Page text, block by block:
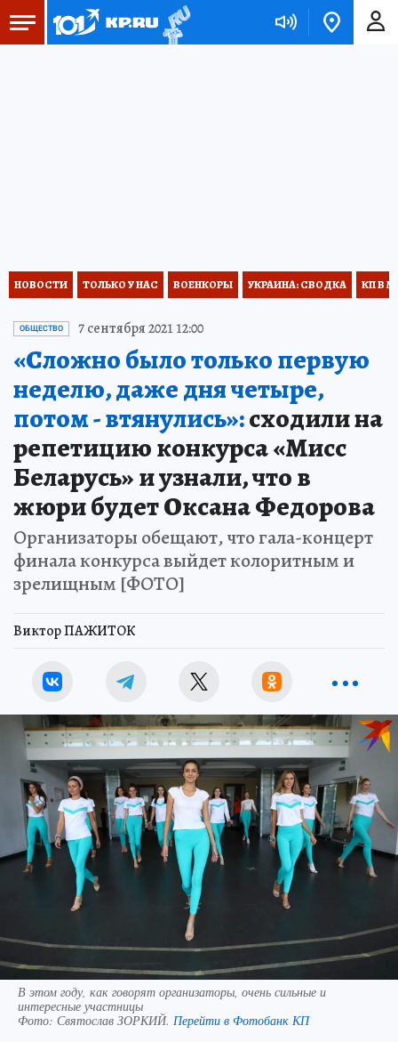
НОВОСТИ ТОЛЬКО У НАС ВОЕНКОРЫ УКРАИНА: СВОДКА КП В
ОБЩЕСТВО 7 сентября 2021 12:00
«Сложно было только первую
неделю, даже дня четыре,
потом - втянулись»:сходили на
репетицию конкурса «Мисс
Беларусь» и узнали, что в
жюри будет Оксана Федорова
Организаторы обещают, что гала-концерт
финала конкурса выйдет колоритным и
зрелищным [ФОТО]
Виктор ПАЖИТОК
В этом году, как говорят организаторы, очень сильные и
интересные участницы
Фото: Святослав ЗОРКИЙ. Перейти в Фотобанк КП